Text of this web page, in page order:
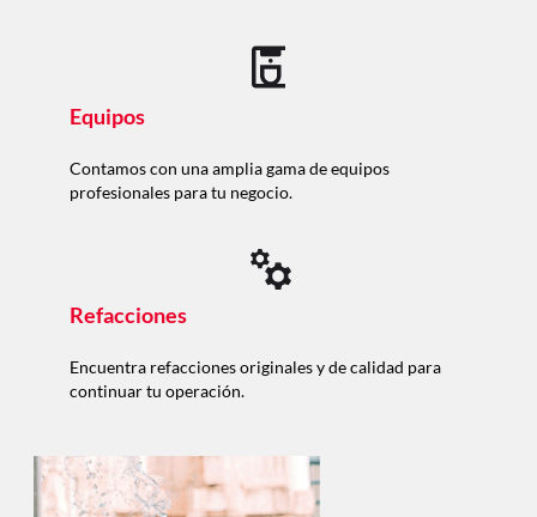
Equipos
Contamos con una amplia gama de equipos
profesionales para tu negocio.
Refacciones
Encuentra refacciones originales y de calidad para
continuar tu operación.